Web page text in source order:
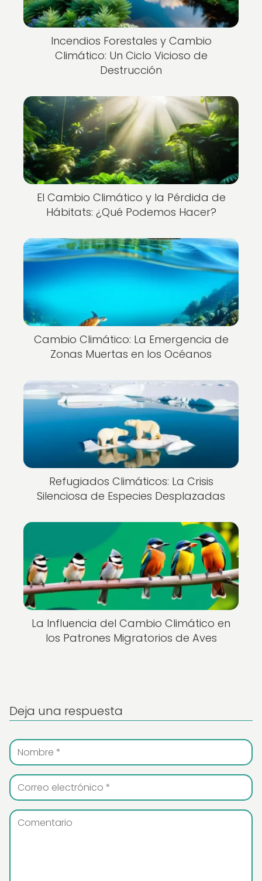
Incendios Forestales y Cambio
Climático: Un Ciclo Vicioso de
Destrucción
El Cambio Climático y la Pérdida de
Hábitats: ¿Qué Podemos Hacer?
Cambio Climático: La Emergencia de
Zonas Muertas en los Océanos
Refugiados Climáticos: La Crisis
Silenciosa de Especies Desplazadas
La Influencia del Cambio Climático en
los Patrones Migratorios de Aves
Deja una respuesta